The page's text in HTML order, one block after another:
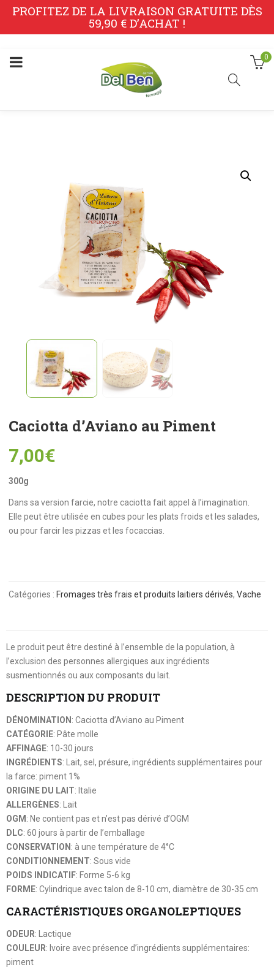
PROFITEZ DE LA LIVRAISON GRATUITE DÈS
59,90 € D’ACHAT !
0
Caciotta d’Aviano au Piment
7,00€
300g
Dans sa version farcie, notre caciotta fait appel à l’imagination.
Elle peut être utilisée en cubes pour les plats froids et les salades,
ou pour farcir les pizzas et les focaccias.
Catégories : Fromages très frais et produits laitiers dérivés,Vache
Le produit peut être destiné à l’ensemble de la population, à
l’exclusion des personnes allergiques aux ingrédients
susmentionnés ou aux composants du lait.
DESCRIPTION DU PRODUIT
DÉNOMINATION : Caciotta d’Aviano au Piment
CATÉGORIE: Pâte molle
AFFINAGE: 10-30 jours
INGRÉDIENTS: Lait, sel, présure, ingrédients supplémentaires pour
la farce: piment 1%
ORIGINE DU LAIT: Italie
ALLERGÈNES: Lait
OGM : Ne contient pas et n’est pas dérivé d’OGM
DLC: 60 jours à partir de l’emballage
CONSERVATION : à une température de 4°C
CONDITIONNEMENT: Sous vide
POIDS INDICATIF: Forme 5-6 kg
FORME: Cylindrique avec talon de 8-10 cm, diamètre de 30-35 cm
CARACTÉRISTIQUES ORGANOLEPTIQUES
ODEUR: Lactique
COULEUR: Ivoire avec présence d’ingrédients supplémentaires:
piment